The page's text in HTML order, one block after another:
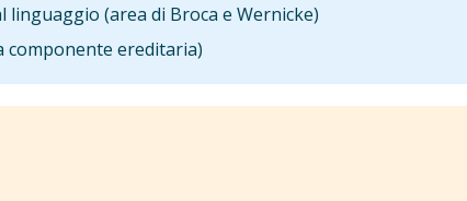
linguaggio (area di Broca e Wernicke)
componente ereditaria)